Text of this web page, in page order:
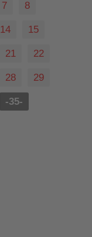
7 8
14 15
21 22
28 29
-35-